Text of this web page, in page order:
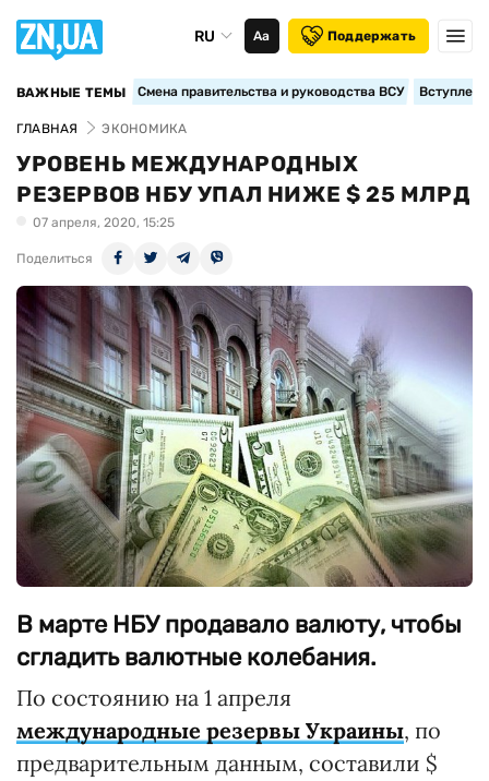
RU Аа Поддержать
ВАЖНЫЕ ТЕМЫ Смена правительства и руководства ВСУ
ГЛАВНАЯ ЭКОНОМИКА
УРОВЕНЬ МЕЖДУНАРОДНЫХ
РЕЗЕРВОВ НБУ УПАЛ НИЖЕ $ 25 МЛРД
07 апреля, 2020, 15:25
Поделиться
В марте НБУ продавало валюту, чтобы
сгладить валютные колебания.
По состоянию на 1 апреля
международные резервы Украины, по
предварительным данным, составили $